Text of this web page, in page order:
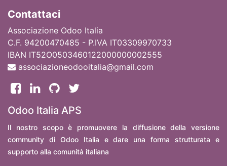
Contattaci
Associazione Odoo Italia
C.F. 94200470485 - P.IVA IT03309970733
IBAN IT52O0503460122000000002555
associazioneodooitalia@gmail.com
Odoo Italia APS
Il nostro scopo è promuovere la diffusione della versione
community di Odoo Italia e dare una forma strutturata e
supporto alla comunità italiana